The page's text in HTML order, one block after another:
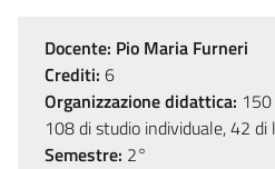
Docente: Pio Maria Furneri
Crediti: 6
Organizzazione didattica:
108 di studio individuale, 42
Semestre: 2°